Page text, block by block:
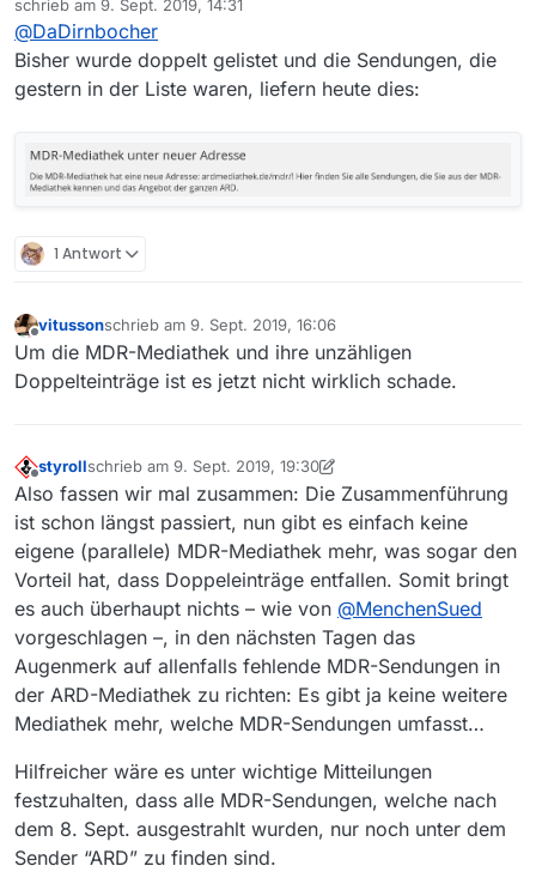
Nach SWR könnte dies ein Zeichen dafür
Ernst macht
Ist die Zusammenführung nicht schon längst
passiert?
Wenn ich mich nicht irre, werden so
Drittenin der MV-Liste schon aus der ARD-
schrieb am 9. Sept. 2019, 14:31
zuletzt editiert von
@DaDirnbocher
Bisher wurde doppelt gelistet und die Sendungen, die
gestern in der Liste waren, liefern heute dies:
1 Antwort
Offline
vitussonschrieb am 9. Sept. 2019, 16:06
zuletzt editiert von
Um die MDR-Mediathek und ihre unzähligen
Doppelteinträge ist es jetzt nicht wirklich schade.
Offline
styrollschrieb am 9. Sept. 2019, 19:30
zuletzt editiert von styroll 9. Sept. 2019, 21:52
Also fassen wir mal zusammen: Die Zusammenführung
ist schon längst passiert, nun gibt es einfach keine
eigene (parallele) MDR-Mediathek mehr, was sogar den
Vorteil hat, dass Doppeleinträge entfallen. Somit bringt
es auch überhaupt nichts – wie von @MenchenSued
vorgeschlagen –, in den nächsten Tagen das
Augenmerk auf allenfalls fehlende MDR-Sendungen in
der ARD-Mediathek zu richten: Es gibt ja keine weitere
Mediathek mehr, welche MDR-Sendungen umfasst…
Hilfreicher wäre es unter wichtige Mitteilungen
festzuhalten, dass alle MDR-Sendungen, welche nach
dem 8. Sept. ausgestrahlt wurden, nur noch unter dem
Sender “ARD” zu finden sind.